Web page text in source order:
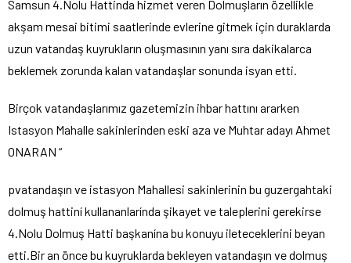
Samsun 4.Nolu Hattinda hizmet veren Dolmuşların özellikle
akşam mesai bitimi saatlerinde evlerine gitmek için duraklarda
uzun vatandaş kuyrukların oluşmasının yanı sıra dakikalarca
beklemek zorunda kalan vatandaşlar sonunda isyan etti.
Birçok vatandaşlarımız gazetemizin ihbar hattını ararken
Istasyon Mahalle sakinlerinden eski aza ve Muhtar adayı Ahmet
ONARAN “
pvatandaşın ve istasyon Mahallesi sakinlerinin bu guzergahtaki
dolmuş hattiní kullananlarínda şikayet ve taleplerini gerekirse
4.Nolu Dolmuş Hatti başkanína bu konuyu ileteceklerini beyan
etti.Bir an önce bu kuyruklarda bekleyen vatandaşın ve dolmuş